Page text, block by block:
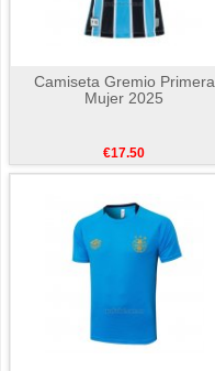
Camiseta Gremio Primera
Mujer 2025
€17.50